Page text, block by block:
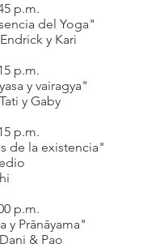
p.m.
del Yoga"
y Kari
p.m.
y vairagya"
y Gaby
p.m.
de la existencia"
p.m.
y Prānāyama"
& Pao